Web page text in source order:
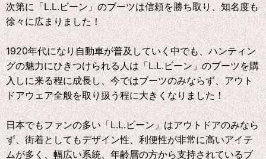
次第に「L.L.ビーン」のブーツは信頼を勝ち取り、知名度も
徐々に広まりました！
1920年代になり自動車が普及していく中でも、ハンティン
グの魅力にひきつけられる人は「L.L.ビーン」のブーツを購
入しに来る程に成長し、今ではブーツのみならず、アウト
ドアウェア全般を取り扱う程に大きくなりました！
日本でもファンの多い「L.L.ビーン」はアウトドアのみなら
ず、街着としてもデザイン性、利便性が非常に高いアイテ
ムが多く、幅広い系統、年齢層の方から支持されているブ